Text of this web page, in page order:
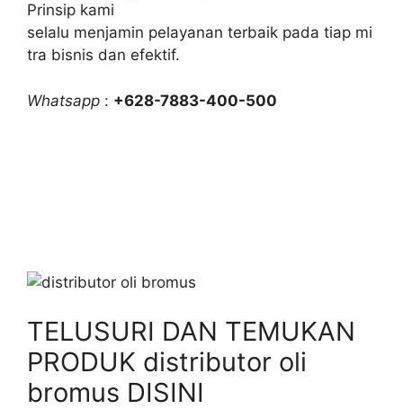
Prinsip kami
selalu menjamin pelayanan terbaik pada tiap mi
tra bisnis dan efektif.
Whatsapp : +628-7883-400-500
TELUSURI DAN TEMUKAN
PRODUK distributor oli
bromus DISINI